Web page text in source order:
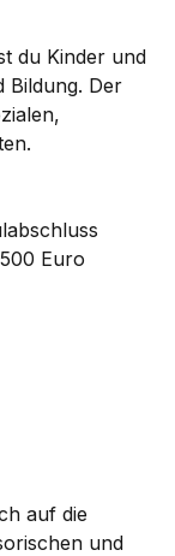
du Kinder und
Bildung. Der
Euro
auf die
und